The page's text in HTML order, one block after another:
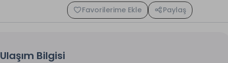
Favorilerime Ekle Paylaş
Ulaşım Bilgisi